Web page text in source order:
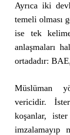
Ayrıca iki
temeli olması
ise tek
anlaşmaları
ortadadır:
Müslüman
vericidir.
koşanlar,
imzalamayıp